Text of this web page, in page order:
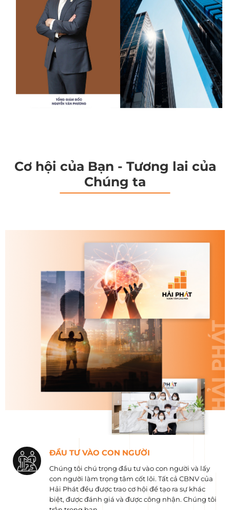
Cơ hội của Bạn - Tương lai của
Chúng ta
ĐẦU TƯ VÀO CON NGƯỜI
Chúng tôi chú trọng đầu tư vào con người và lấy
con người làm trọng tâm cốt lõi. Tất cả CBNV của
Hải Phát đều được trao cơ hội để tạo ra sự khác
biệt, được đánh giá và được công nhận. Chúng tôi